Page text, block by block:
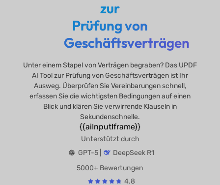
zur
Prüfung von
Geschäftsverträgen
Unter einem Stapel von Verträgen begraben? Das UPDF
AI Tool zur Prüfung von Geschäftsverträgen ist Ihr
Ausweg. Überprüfen Sie Vereinbarungen schnell,
erfassen Sie die wichtigsten Bedingungen auf einen
Blick und klären Sie verwirrende Klauseln in
Sekundenschnelle.
{{aiInputIframe}}
Unterstützt durch